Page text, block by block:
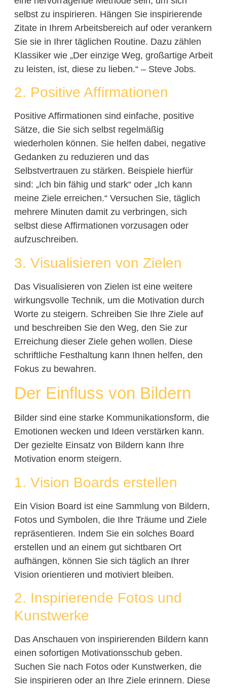
selbst zu inspirieren. Hängen Sie inspirierende
Zitate in Ihrem Arbeitsbereich auf oder verankern
Sie sie in Ihrer täglichen Routine. Dazu zählen
Klassiker wie „Der einzige Weg, großartige Arbeit
zu leisten, ist, diese zu lieben.“ – Steve Jobs.
2. Positive Affirmationen
Positive Affirmationen sind einfache, positive
Sätze, die Sie sich selbst regelmäßig
wiederholen können. Sie helfen dabei, negative
Gedanken zu reduzieren und das
Selbstvertrauen zu stärken. Beispiele hierfür
sind: „Ich bin fähig und stark“ oder „Ich kann
meine Ziele erreichen.“ Versuchen Sie, täglich
mehrere Minuten damit zu verbringen, sich
selbst diese Affirmationen vorzusagen oder
aufzuschreiben.
3. Visualisieren von Zielen
Das Visualisieren von Zielen ist eine weitere
wirkungsvolle Technik, um die Motivation durch
Worte zu steigern. Schreiben Sie Ihre Ziele auf
und beschreiben Sie den Weg, den Sie zur
Erreichung dieser Ziele gehen wollen. Diese
schriftliche Festhaltung kann Ihnen helfen, den
Fokus zu bewahren.
Der Einfluss von Bildern
Bilder sind eine starke Kommunikationsform, die
Emotionen wecken und Ideen verstärken kann.
Der gezielte Einsatz von Bildern kann Ihre
Motivation enorm steigern.
1. Vision Boards erstellen
Ein Vision Board ist eine Sammlung von Bildern,
Fotos und Symbolen, die Ihre Träume und Ziele
repräsentieren. Indem Sie ein solches Board
erstellen und an einem gut sichtbaren Ort
aufhängen, können Sie sich täglich an Ihrer
Vision orientieren und motiviert bleiben.
2. Inspirierende Fotos und
Kunstwerke
Das Anschauen von inspirierenden Bildern kann
einen sofortigen Motivationsschub geben.
Suchen Sie nach Fotos oder Kunstwerken, die
Sie inspirieren oder an Ihre Ziele erinnern. Diese